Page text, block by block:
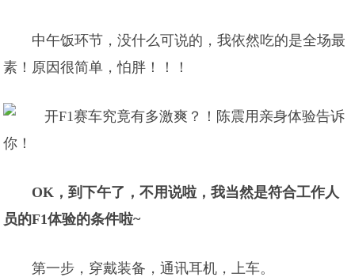
中午饭环节，没什么可说的，我依然吃的是全场最
素！原因很简单，怕胖！！！
OK，到下午了，不用说啦，我当然是符合工作人
员的F1体验的条件啦~
第一步，穿戴装备，通讯耳机，上车。